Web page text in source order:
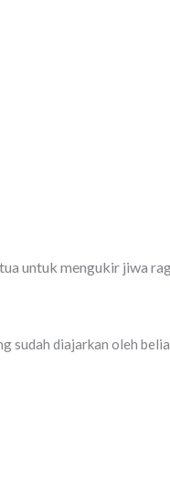
untuk mengukir jiwa
sudah diajarkan oleh